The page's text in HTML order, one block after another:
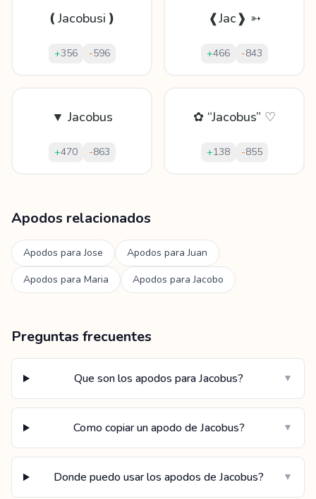
❪Jacobusi❫
+356 -596
❰Jac❱ ➳
+466 -843
▼ Jacobus
+470 -863
✿ “Jacobus” ♡
+138 -855
Apodos relacionados
Apodos paraJose Apodos paraJuan
Apodos para Maria Apodos paraJacobo
Preguntas frecuentes
Que son los apodos para Jacobus? ▼
Como copiar un apodo de Jacobus? ▼
Donde puedo usar los apodos de Jacobus? ▼